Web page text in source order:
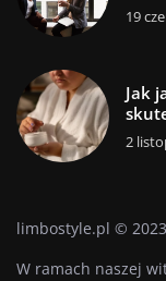
19
Jak
2
limbostyle.pl ©
W ramach naszej